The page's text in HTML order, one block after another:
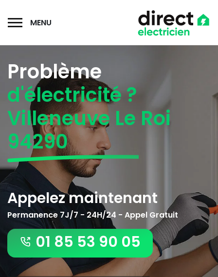
MENU
Problème
d'électricité ?
Villeneuve Le Roi
94290
Appelez maintenant
Permanence 7J/7 - 24H/24 - Appel Gratuit
01 85 53 90 05